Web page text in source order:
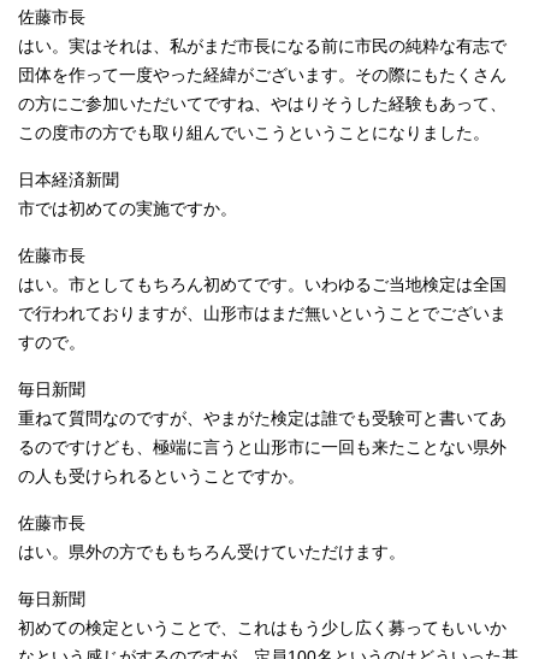
佐藤市長
はい。実はそれは、私がまだ市長になる前に市民の純粋な有志で
団体を作って一度やった経緯がございます。その際にもたくさん
の方にご参加いただいてですね、やはりそうした経験もあって、
この度市の方でも取り組んでいこうということになりました。
日本経済新聞
市では初めての実施ですか。
佐藤市長
はい。市としてもちろん初めてです。いわゆるご当地検定は全国
で行われておりますが、山形市はまだ無いということでございま
すので。
毎日新聞
重ねて質問なのですが、やまがた検定は誰でも受験可と書いてあ
るのですけども、極端に言うと山形市に一回も来たことない県外
の人も受けられるということですか。
佐藤市長
はい。県外の方でももちろん受けていただけます。
毎日新聞
初めての検定ということで、これはもう少し広く募ってもいいか